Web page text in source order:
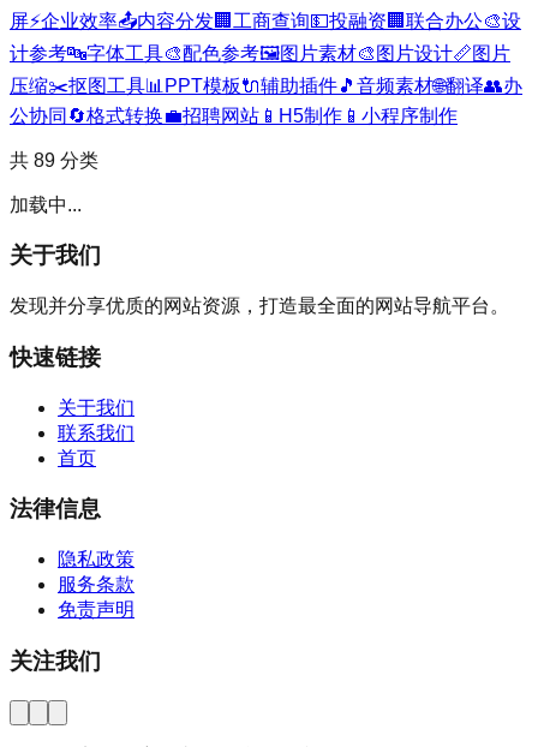
屏⚡企业效率📤内容分发🏢 工商查询💵投融资 🏢 联合办公🎨设
计参考🔤字体工具🎨配色参考🖼️图片素材🎨 图片设计📏图片
压缩✂️抠图工具📊 PPT模板🔌辅助插件🎵 音频素材🌐翻译👥办
公协同 🔄格式转换💼招聘网站 📱 H5制作 📱 小程序制作
共 89 分类
加载中...
关于我们
发现并分享优质的网站资源，打造最全面的网站导航平台。
快速链接
关于我们
联系我们
首页
法律信息
隐私政策
服务条款
免责声明
关注我们